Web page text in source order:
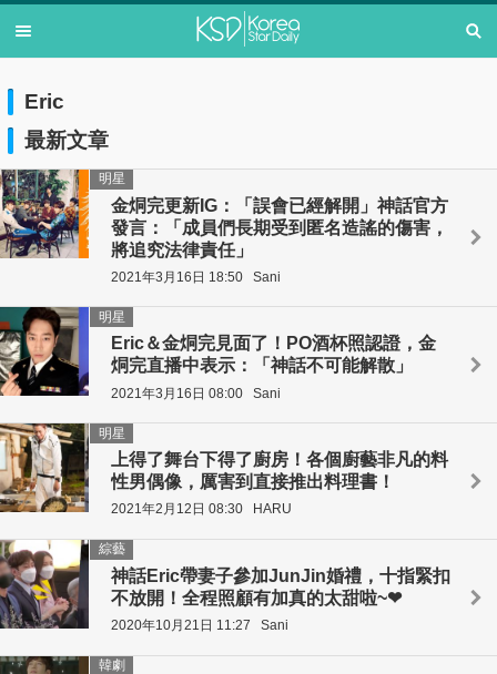
Eric
最新文章
金烔完更新IG：「誤會已經解開」神話官方
發言：「成員們長期受到匿名造謠的傷害，
將追究法律責任」
明星
2021年3月16日 18:50 Sani
Eric＆金烔完見面了！PO酒杯照認證，金
烔完直播中表示：「神話不可能解散」
明星
2021年3月16日 08:00 Sani
上得了舞台下得了廚房！各個廚藝非凡的料
性男偶像，厲害到直接推出料理書！
明星
2021年2月12日 08:30 HARU
神話Eric帶妻子參加JunJin婚禮，十指緊扣
不放開！全程照顧有加真的太甜啦~❤
綜藝
2020年10月21日 11:27 Sani
韓劇